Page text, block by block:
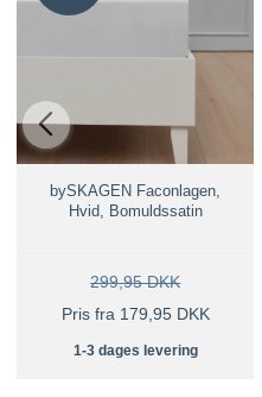
bySKAGEN Faconlagen,
Hvid, Bomuldssatin
299,95 DKK
Pris fra 179,95 DKK
1-3 dages levering